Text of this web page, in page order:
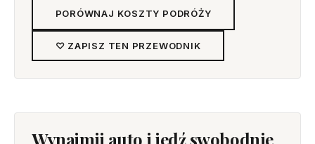
PORÓWNAJ KOSZTY PODRÓŻY
♡ ZAPISZ TEN PRZEWODNIK
Wynajmij auto i jedź swobodnie